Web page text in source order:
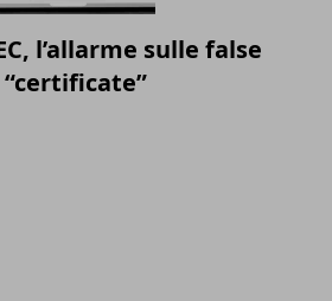
l’allarme sulle false